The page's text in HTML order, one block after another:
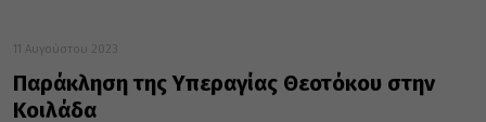
11 Αυγούστου 2023
Παράκληση της Υπεραγίας Θεοτόκου στην
Κοιλάδα